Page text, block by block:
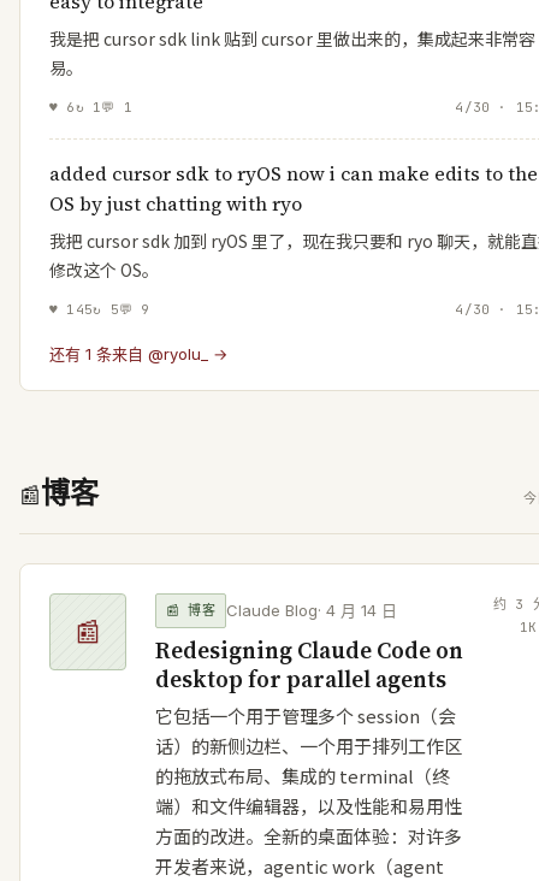
我是把 cursor sdk link 贴到 cursor 里做出来的，集成起来非常容
易。
♥ 6↻ 1💬 1 4/30 ·
added cursor sdk to ryOS now i can make edits to the
OS by just chatting with ryo
我把 cursor sdk 加到 ryOS 里了，现在我只要和 ryo 聊天，就能
修改这个 OS。
♥ 145↻ 5💬 9 4/30 ·
还有 1 条来自 @ryolu_ →
📰博客
📰
📰 博客 Claude Blog· 4 月 14 日
Redesigning Claude Code on
desktop for parallel agents
它包括一个用于管理多个 session（会
话）的新侧边栏、一个用于排列工作区
的拖放式布局、集成的 terminal（终
端）和文件编辑器，以及性能和易用性
方面的改进。全新的桌面体验：对许多
开发者来说，agentic work（agent
约 3
1